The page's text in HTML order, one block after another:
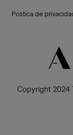
Politica de
Copyright 2024